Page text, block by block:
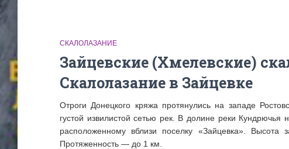
СКАЛОЛАЗАНИЕ
Зайцевские (Хмелевские)
Скалолазание в Зайцевке
Отроги Донецкого кряжа протянулись на западе
густой извилистой сетью рек. В долине реки
расположенному вблизи поселку «Зайцевка».
Протяженность — до 1 км.